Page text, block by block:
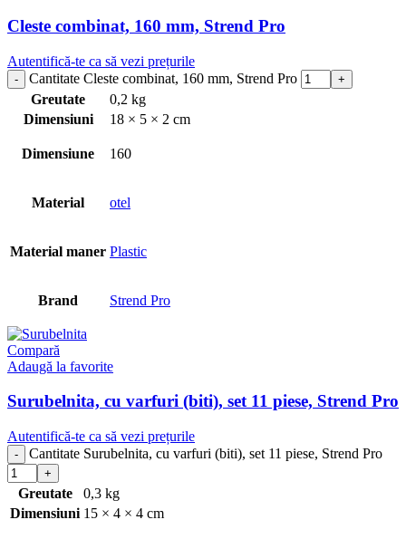
Cleste combinat, 160 mm, Strend Pro
Autentifică-te ca să vezi prețurile
Cantitate Cleste combinat, 160 mm, Strend Pro
Greutate
0,2 kg
Dimensiuni
18 × 5 × 2 cm
Dimensiune 160
Material otel
Material maner Plastic
Brand Strend Pro
Compară
Adaugă la favorite
Surubelnita, cu varfuri (biti), set 11 piese, Strend Pro
Autentifică-te ca să vezi prețurile
Cantitate Surubelnita, cu varfuri (biti), set 11 piese, Strend Pro
Greutate
0,3 kg
Dimensiuni 15 × 4 × 4 cm